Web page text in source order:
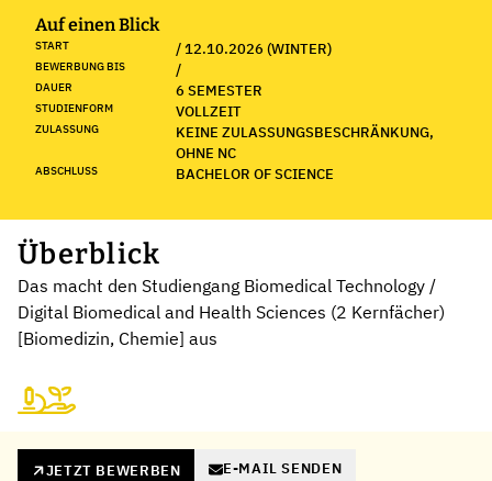
Auf einen Blick
START / 12.10.2026 (WINTER)
BEWERBUNG BIS /
DAUER 6 SEMESTER
STUDIENFORM VOLLZEIT
ZULASSUNG
KEINE ZULASSUNGSBESCHRÄNKUNG,
OHNE NC
ABSCHLUSS BACHELOR OF SCIENCE
Überblick
Das macht den Studiengang Biomedical Technology /
Digital Biomedical and Health Sciences (2 Kernfächer)
[Biomedizin, Chemie] aus
JETZT BEWERBEN E-MAIL SENDEN